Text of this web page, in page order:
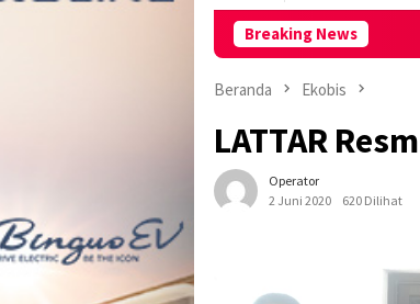
Breaking News
Beranda Ekobis
LATTAR
Operator
2 Juni 2020
620 Dilihat